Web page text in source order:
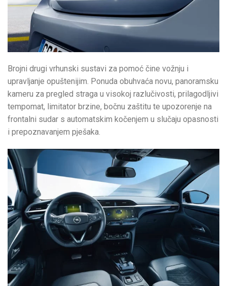
Brojni drugi vrhunski sustavi za pomoć čine vožnju i
upravljanje opuštenijim. Ponuda obuhvaća novu, panoramsku
kameru za pregled straga u visokoj razlučivosti, prilagodljivi
tempomat, limitator brzine, bočnu zaštitu te upozorenje na
frontalni sudar s automatskim kočenjem u slučaju opasnosti
i prepoznavanjem pješaka.